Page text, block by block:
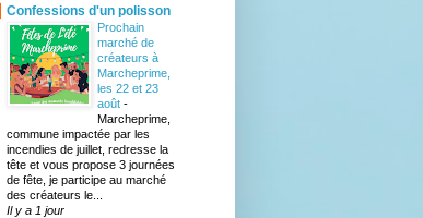
Confessions d'un polisson
Prochain
marché de
créateurs à
Marcheprime,
les 22 et 23
août -
Marcheprime,
commune impactée par les
incendies de juillet, redresse la
tête et vous propose 3 journées
de fête, je participe au marché
des créateurs le...
Il y a 1 jour